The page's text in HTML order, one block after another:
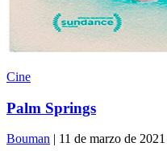
Cine
Palm Springs
Bouman | 11 de marzo de 2021